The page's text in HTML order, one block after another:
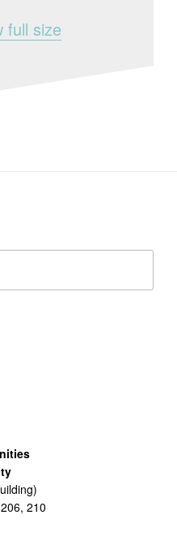
full size
210